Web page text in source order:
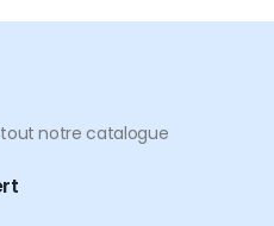
notre catalogue